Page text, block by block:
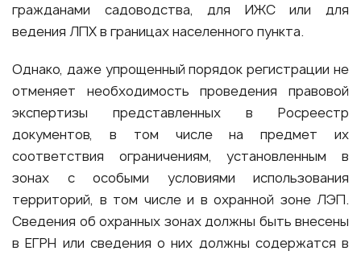
гражданами садоводства, для ИЖС или для
ведения ЛПХ в границах населенного пункта.
Однако, даже упрощенный порядок регистрации не
отменяет необходимость проведения правовой
экспертизы представленных в Росреестр
документов, в том числе на предмет их
соответствия ограничениям, установленным в
зонах с особыми условиями использования
территорий, в том числе и в охранной зоне ЛЭП.
Сведения об охранных зонах должны быть внесены
в ЕГРН или сведения о них должны содержатся в